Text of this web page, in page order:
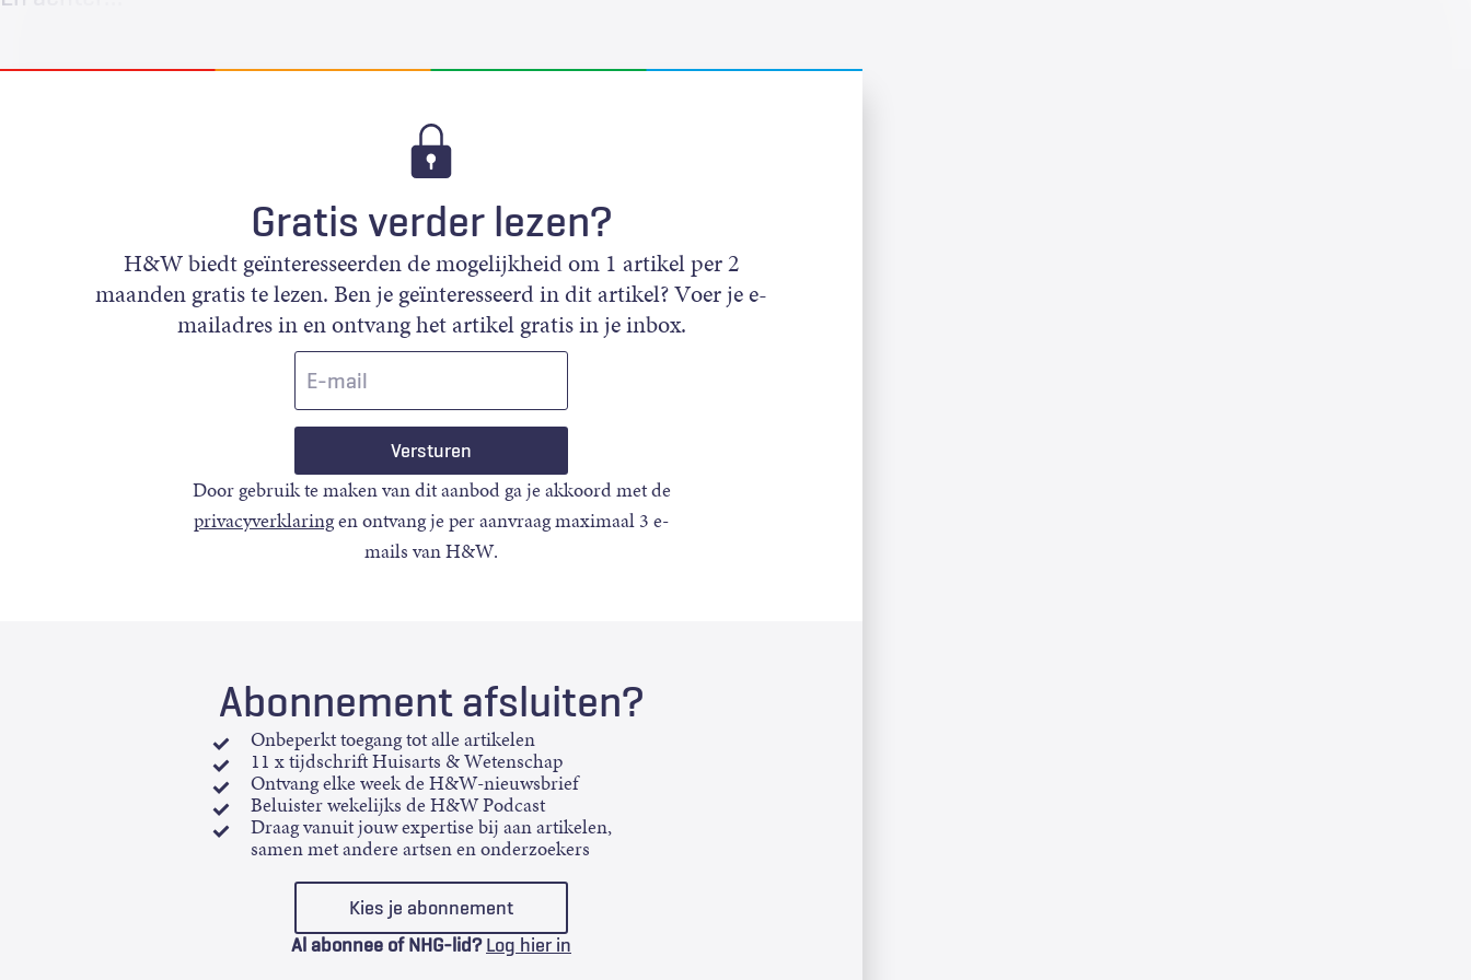
Gratis verder lezen?
H&W biedt geïnteresseerden de mogelijkheid om 1 artikel per 2
maanden gratis te lezen. Ben je geïnteresseerd in dit artikel? Voer je e-
mailadres in en ontvang het artikel gratis in je inbox.
Door gebruik te maken van dit aanbod ga je akkoord met de
privacyverklaringen ontvang je per aanvraag maximaal 3 e-
mails van H&W.
Abonnement afsluiten?
Onbeperkt toegang tot alle artikelen
11 x tijdschrift Huisarts & Wetenschap
Ontvang elke week de H&W-nieuwsbrief
Beluister wekelijks de H&W Podcast
Draag vanuit jouw expertise bij aan artikelen,
samen met andere artsen en onderzoekers
Kies je abonnement
Al abonnee of NHG-lid? Log hier in